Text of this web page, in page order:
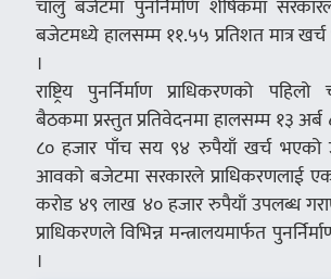
चालु बजेटमा पुनर्निर्माण शीर्षकमा
बजेटमध्ये हालसम्म ११.५५ प्रतिशत मात्र
।
राष्ट्रिय पुनर्निर्माण प्राधिकरणको
बैठकमा प्रस्तुत प्रतिवेदनमा हालसम्म १३
८० हजार पाँच सय ९४ रुपैयाँ खर्च
आवको बजेटमा सरकारले प्राधिकरणलाई
करोड ४९ लाख ४० हजार रुपैयाँ उपलब्ध
प्राधिकरणले विभिन्न मन्त्रालयमार्फत
।